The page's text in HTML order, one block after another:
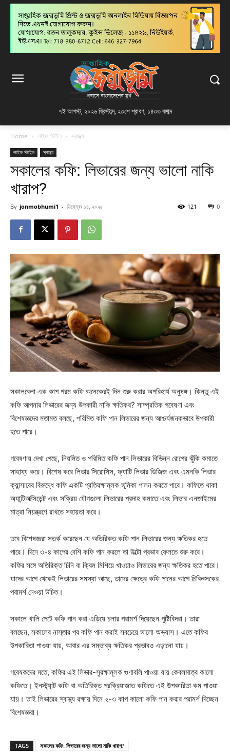
৭ই আগস্ট, ২০২৬ খ্রিস্টাব্দ, ২৩শে শ্রাবণ, ১৪৩৩ বঙ্গাব্দ
Home লাইফ স্টাইল স্বাস্থ্য
লাইফ স্টাইল স্বাস্থ্য
সকালের কফি: লিভারের জন্য ভালো নাকি
খারাপ?
By jonmobhumi1 - ডিসেম্বর ১৪, ২০২৫ 0
121
সকালবেলা এক কাপ গরম কফি অনেকেরই দিন শুরু করার অপরিহার্য অনুষঙ্গ। কিন্তু এই
কফি আপনার লিভারের জন্য উপকারী নাকি ক্ষতিকর? সাম্প্রতিক গবেষণা এবং
বিশেষজ্ঞদের মতামত বলছে, পরিমিত কফি পান লিভারের জন্য আশ্চর্যজনকভাবে উপকারী
হতে পারে।
গবেষণায় দেখা গেছে, নিয়মিত ও পরিমিত কফি পান লিভারের বিভিন্ন রোগের ঝুঁকি কমাতে
সাহায্য করে। বিশেষ করে লিভার সিরোসিস, ফ্যাটি লিভার ডিজিজ এবং এমনকি লিভার
ক্যান্সারের বিরুদ্ধে কফি একটি প্রতিরক্ষামূলক ভূমিকা পালন করতে পারে। কফিতে থাকা
অ্যান্টিঅক্সিডেন্ট এবং সক্রিয় যৌগগুলো লিভারের প্রদাহ কমাতে এবং লিভার এনজাইমের
মাত্রা নিয়ন্ত্রণে রাখতে সহায়তা করে।
তবে বিশেষজ্ঞরা সতর্ক করেছেন যে অতিরিক্ত কফি পান লিভারের জন্য ক্ষতিকর হতে
পারে। দিনে ৩-৪ কাপের বেশি কফি পান করলে তা উল্টো প্রভাব ফেলতে শুরু করে।
কফির সঙ্গে অতিরিক্ত চিনি বা ক্রিম মিশিয়ে খাওয়াও লিভারের জন্য ক্ষতিকর হতে পারে।
যাদের আগে থেকেই লিভারের সমস্যা আছে, তাদের ক্ষেত্রে কফি পানের আগে চিকিৎসকের
পরামর্শ নেওয়া উচিত।
সকালে খালি পেটে কফি পান করা এড়িয়ে চলার পরামর্শ দিয়েছেন পুষ্টিবিদরা। তারা
বলছেন, সকালের নাস্তার পর কফি পান করাই সবচেয়ে ভালো অভ্যাস। এতে কফির
উপকারিতা পাওয়া যায়, আবার এর সম্ভাব্য ক্ষতিকর প্রভাবও এড়ানো যায়।
গবেষকদের মতে, কফির এই লিভার-সুরক্ষামূলক গুণাবলি পাওয়া যায় কেবলমাত্র কালো
কফিতে। ইনস্ট্যান্ট কফি বা অতিরিক্ত প্রক্রিয়াজাত কফিতে এই উপকারিতা কম পাওয়া
যায়। তাই লিভারের স্বাস্থ্য রক্ষায় দিনে ২-৩ কাপ কালো কফি পান করার পরামর্শ দিচ্ছেন
বিশেষজ্ঞরা।
TAGS সকালের কফি: লিভারের জন্য ভালো নাকি খারাপ?